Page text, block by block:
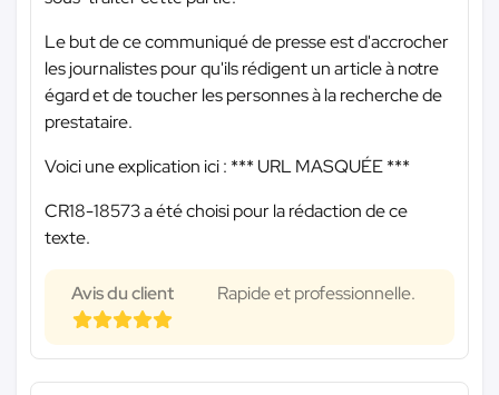
Le but de ce communiqué de presse est d'accrocher
les journalistes pour qu'ils rédigent un article à notre
égard et de toucher les personnes à la recherche de
prestataire.
Voici une explication ici : *** URL MASQUÉE ***
CR18-18573 a été choisi pour la rédaction de ce
texte.
Avis du client Rapide et professionnelle.